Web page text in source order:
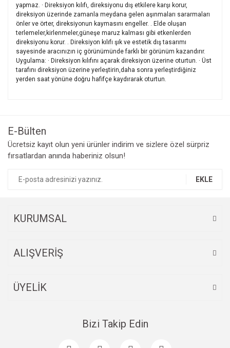
yapmaz. · Direksiyon kılıfı, direksiyonu dış etkilere karşı korur,
direksiyon üzerinde zamanla meydana gelen aşınmaları sararmaları
önler ve örter, direksiyonun kaymasını engeller. . Elde oluşan
terlemeler,kirlenmeler,güneşe maruz kalması gibi etkenlerden
direksiyonu korur. . Direksiyon kılıfı şık ve estetik dış tasarımı
sayesinde aracınızın iç görünümünde farklı bir görünüm kazandırır.
Uygulama: · Direksiyon kılıfını açarak direksiyon üzerine oturtun. · Üst
tarafını direksiyon üzerine yerleştirin,daha sonra yerleştirdiğiniz
yerden saat yönüne doğru hafifçe kaydırarak oturtun.
E-Bülten
Ücretsiz kayıt olun yeni ürünler indirim ve sizlere özel sürpriz
fırsatlardan anında haberiniz olsun!
EKLE
KURUMSAL
ALIŞVERİŞ
ÜYELİK
Bizi Takip Edin